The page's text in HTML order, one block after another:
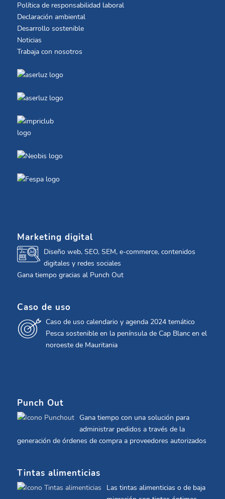
Política de responsabilidad laboral
Declaración ambiental
Desarrollo sostenible
Noticias
Trabaja con nosotros
Marketing digital
Diseño web, SEO, SEM, e-commerce, contenidos
digitales y redes sociales
Gana tiempo gracias al Punch Out
Caso de uso
Caso de uso calendario y agenda 2024 temático
Pesca sostenible en la península de Cap Blanc en el
noroeste de Mauritania
Punch Out
Gana tiempo con una solución para
administrar pedidos a través de la
generación de órdenes de compra a proveedores autorizados
Tintas alimenticias
Las tintas alimenticias o de baja